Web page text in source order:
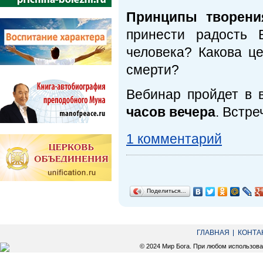
Принципы
принести
человека? Какова
смерти?
Вебинар пройдет в
часов вечера.
1 комментарий
Поделиться…
ГЛАВНАЯ
© 2024 Мир Бога. При любом